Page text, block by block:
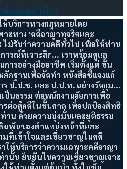
องทำอย่างไร ?
บริการทางกฎหมายโดย
ะทาง 'คดีอาญาทุจริตและ
ม่รับว่าความคดีทั่วไป เพื่อให้ท่าน
ารณ์ที่เจาะลึก... เราพร้อมดูแล
การอย่างมืออาชีพ เริ่มตั้งแต่ ชั้น
กฐานเพื่อจัดทำ หนังสือชี้แจงแก้
ร ป.ป.ช. และ ป.ป.ท. อย่างรัดกุม...
ป็นธรรม ต่อพนักงานอัยการเพื่อ
รต่อสู้คดีในชั้นศาล เพื่อปกป้องสิทธิ
าน ด้วยความมุ่งมั่นและยุติธรรม
มพันของตำแหน่งหน้าที่และ
ที่เข้าใจและเชี่ยวชาญในคดี
ให้บริการว่าความเฉพาะคดีอาญา
นั้น ยืนยันในความเชี่ยวชาญเจาะ